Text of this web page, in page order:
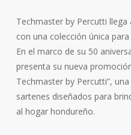
Techmaster by Percutti
con una colección única
En el marco de su 50
presenta su nueva
Techmaster by Percutti”,
sartenes diseñados para
al hogar hondureño.